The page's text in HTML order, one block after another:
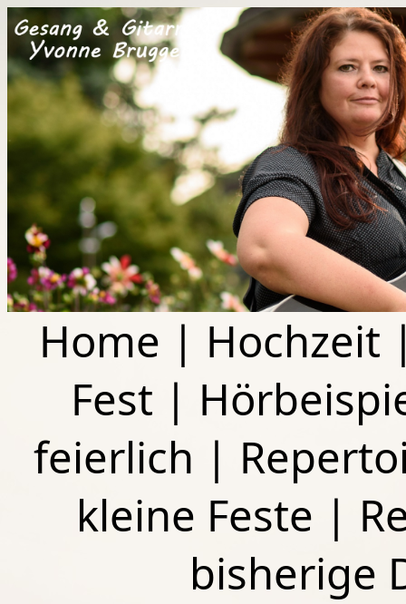
Home | Hochzeit
Fest |
feierlich |
kleine Feste |
bisherige